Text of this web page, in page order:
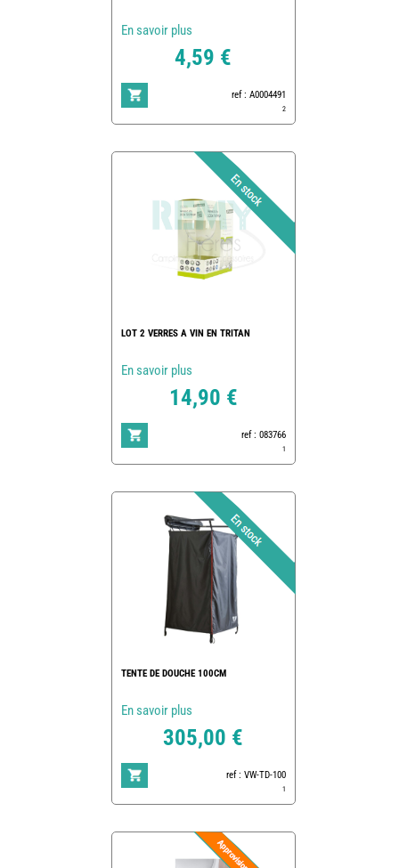
En savoir plus
4,59 €
ref : A0004491
2
LOT 2 VERRES A VIN EN TRITAN
En savoir plus
14,90 €
ref : 083766
1
TENTE DE DOUCHE 100CM
En savoir plus
305,00 €
ref : VW-TD-100
1